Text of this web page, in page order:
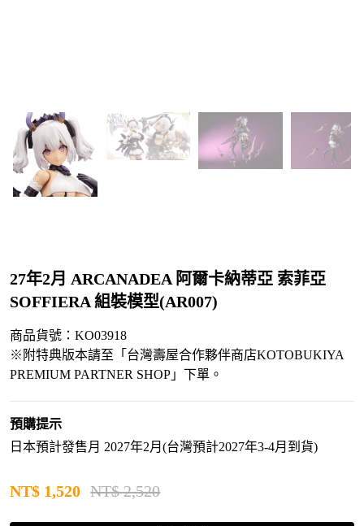
27年2月 ARCANADEA 阿爾卡納蒂亞 索菲亞
SOFFIERA 組裝模型(AR007)
商品貨號：KO03918
※附特典版本請至「台灣壽屋合作夥伴商店KOTOBUKIYA
PREMIUM PARTNER SHOP」下單。
預購提示
日本預計發售月 2027年2月(台灣預計2027年3-4月到貨)
NT$ 1,520 NT$ 2,520